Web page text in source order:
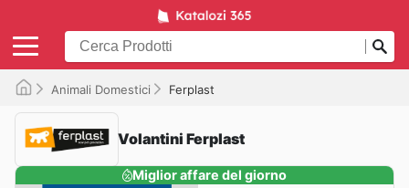
Animali Domestici Ferplast
Volantini Ferplast
Miglior affare del giorno